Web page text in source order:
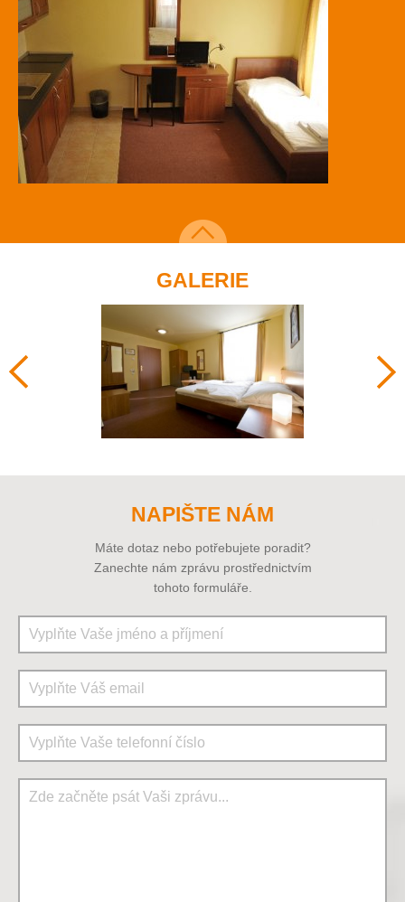
GALERIE
NAPIŠTE NÁM
Máte dotaz nebo potřebujete poradit?
Zanechte nám zprávu prostřednictvím
tohoto formuláře.